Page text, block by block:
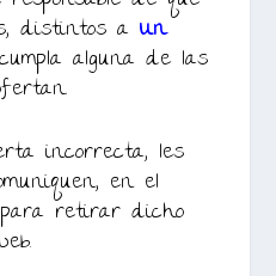
distintos aUn
alguna de las
incorrecta, les
en el
para retirar dicho